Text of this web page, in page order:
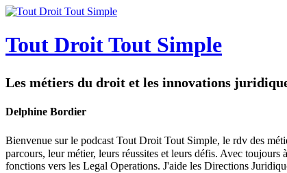
Tout Droit Tout Simple
Les métiers du droit et les innovations
Delphine Bordier
Bienvenue sur le podcast Tout Droit Tout Simple, le rdv des
parcours, leur métier, leurs réussites et leurs défis. Avec
fonctions vers les Legal Operations. J'aide les Directions